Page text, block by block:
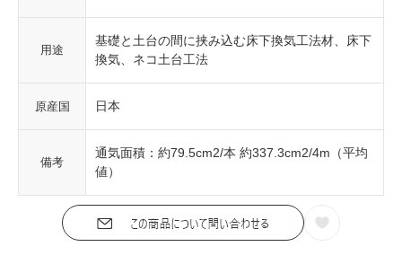
用途
基礎と土台の間に挟み込む床下換気工法材、床下
換気、ネコ土台工法
原産国 日本
備考
通気面積：約79.5cm2/本 約337.3cm2/4m（平均
値）